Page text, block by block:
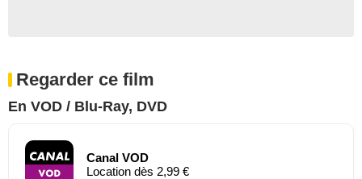
Regarder ce film
En VOD / Blu-Ray, DVD
Canal VOD
Location dès 2,99 €